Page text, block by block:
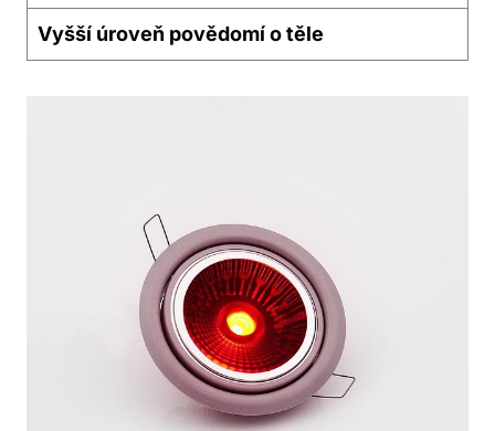
Vyšší úroveň povědomí o těle